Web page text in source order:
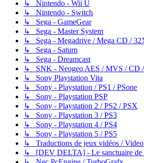
↳ Nintendo - Wii U
↳ Nintendo - Switch
↳ Sega - GameGear
↳ Sega - Master System
↳ Sega - Megadrive / Mega CD /
↳ Sega - Saturn
↳ Sega - Dreamcast
↳ SNK - Neogeo AES / MVS / CD
↳ Sony Playstation Vita
↳ Sony - Playstation / PS1 / PSone
↳ Sony - Playstation PSP
↳ Sony - Playstation 2 / PS2 / PSX
↳ Sony - Playstation 3 / PS3
↳ Sony - Playstation 4 / PS4
↳ Sony - Playstation 5 / PS5
↳ Traductions de jeux vidéos / Video
↳ [DEV DELTA] - Le sanctuaire de